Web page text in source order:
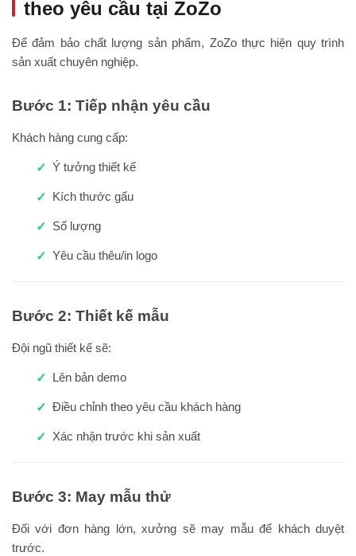
theo yêu cầu tại ZoZo
Để đảm bảo chất lượng sản phẩm, ZoZo thực hiện quy trình
sản xuất chuyên nghiệp.
Bước 1: Tiếp nhận yêu cầu
Khách hàng cung cấp:
Ý tưởng thiết kế
Kích thước gấu
Số lượng
Yêu cầu thêu/in logo
Bước 2: Thiết kế mẫu
Đội ngũ thiết kế sẽ:
Lên bản demo
Điều chỉnh theo yêu cầu khách hàng
Xác nhận trước khi sản xuất
Bước 3: May mẫu thử
Đối với đơn hàng lớn, xưởng sẽ may mẫu để khách duyệt
trước.